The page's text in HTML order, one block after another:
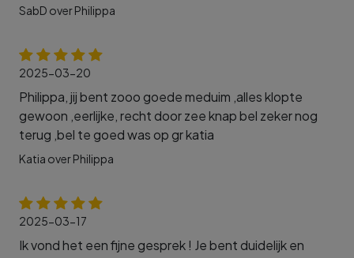
SabD over Philippa
2025-03-20
Philippa, jij bent zooo goede meduim ,alles klopte
gewoon ,eerlijke, recht door zee knap bel zeker nog
terug ,bel te goed was op gr katia
Katia over Philippa
2025-03-17
Ik vond het een fijne gesprek ! Je bent duidelijk en